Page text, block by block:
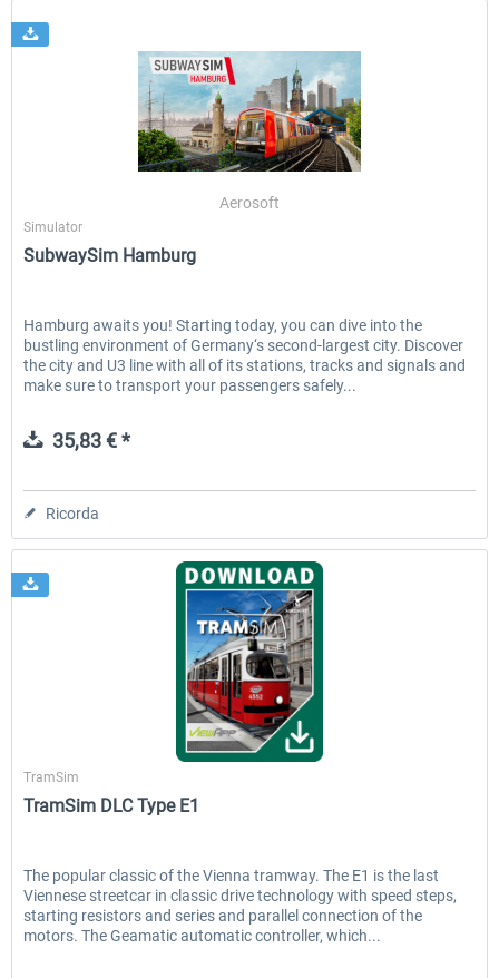
Aerosoft
Simulator
SubwaySim Hamburg
Hamburg awaits you! Starting today, you can dive into the
bustling environment of Germany‘s second-largest city. Discover
the city and U3 line with all of its stations, tracks and signals and
make sure to transport your passengers safely...
35,83 € *
Ricorda
Aerosoft
TramSim
TramSim DLC Type E1
The popular classic of the Vienna tramway. The E1 is the last
Viennese streetcar in classic drive technology with speed steps,
starting resistors and series and parallel connection of the
motors. The Geamatic automatic controller, which...